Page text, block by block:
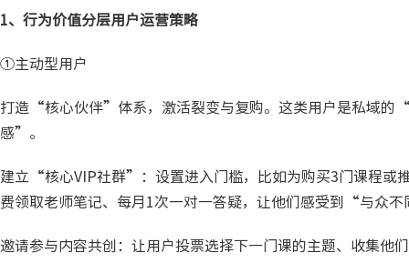
1、行为价值分层用户运营策略
①主动型用户
打造“核心伙伴”体系，激活裂变与复购。这类用户是私域
感”。
建立“核心VIP社群”：设置进入门槛，比如为购买3门课程或
费领取老师笔记、每月1次一对一答疑，让他们感受到“与众
邀请参与内容共创：让用户投票选择下一门课的主题、收集他